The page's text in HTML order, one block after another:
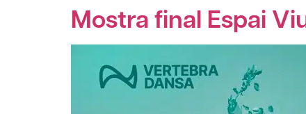
Mostra final Espai